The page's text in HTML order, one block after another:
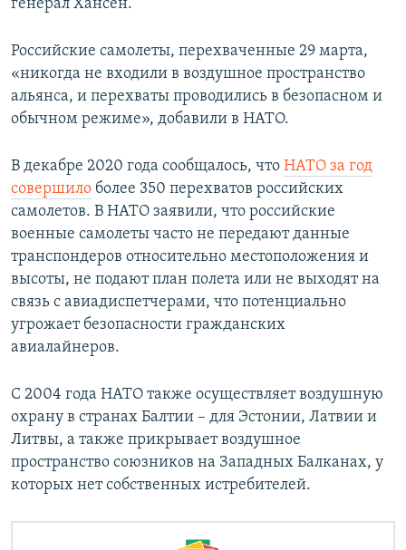
генерал Хансен.
Российские самолеты, перехваченные 29 марта,
«никогда не входили в воздушное пространство
альянса, и перехваты проводились в безопасном и
обычном режиме», добавили в НАТО.
В декабре 2020 года сообщалось, что НАТО за год
совершило более 350 перехватов российских
самолетов. В НАТО заявили, что российские
военные самолеты часто не передают данные
транспондеров относительно местоположения и
высоты, не подают план полета или не выходят на
связь с авиадиспетчерами, что потенциально
угрожает безопасности гражданских
авиалайнеров.
С 2004 года НАТО также осуществляет воздушную
охрану в странах Балтии – для Эстонии, Латвии и
Литвы, а также прикрывает воздушное
пространство союзников на Западных Балканах, у
которых нет собственных истребителей.